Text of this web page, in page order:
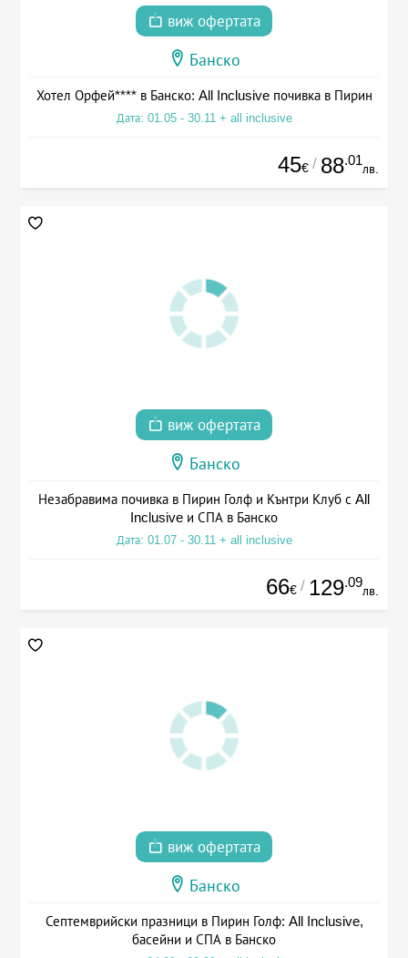
виж офертата
Банско
Хотел Орфей**** в Банско: All Inclusive почивка в Пирин
Дата: 01.05 - 30.11 + all inclusive
45€ / 88.01
лв.
виж офертата
Банско
Незабравима почивка в Пирин Голф и Кънтри Клуб с All
Inclusive и СПА в Банско
Дата: 01.07 - 30.11 + all inclusive
66€ / 129.09
лв.
виж офертата
Банско
Септемврийски празници в Пирин Голф: All Inclusive,
басейни и СПА в Банско